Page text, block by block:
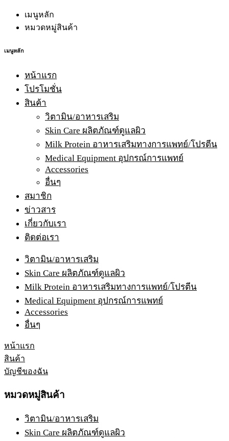
เมนูหลัก
หมวดหมู่สินค้า
เมนูหลัก
หน้าแรก
โปรโมชั่น
สินค้า
วิตามิน/อาหารเสริม
Skin Care ผลิตภัณฑ์ดูแลผิว
Milk Protein อาหารเสริมทางการแพทย์/โปรตีน
Medical Equipment อุปกรณ์การแพทย์
Accessories
อื่นๆ
สมาชิก
ข่าวสาร
เกี่ยวกับเรา
ติดต่อเรา
วิตามิน/อาหารเสริม
Skin Care ผลิตภัณฑ์ดูแลผิว
Milk Protein อาหารเสริมทางการแพทย์/โปรตีน
Medical Equipment อุปกรณ์การแพทย์
Accessories
อื่นๆ
หน้าแรก
สินค้า
บัญชีของฉัน
หมวดหมู่สินค้า
วิตามิน/อาหารเสริม
Skin Care ผลิตภัณฑ์ดูแลผิว